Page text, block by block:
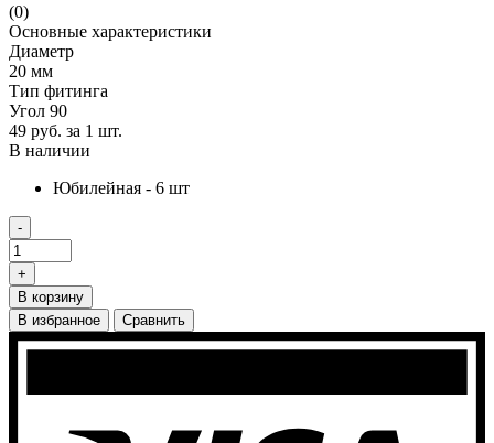
(0)
Основные характеристики
Диаметр
20 мм
Тип фитинга
Угол 90
49 руб. за 1 шт.
В наличии
Юбилейная - 6 шт
-
+
В корзину
В избранное
Сравнить